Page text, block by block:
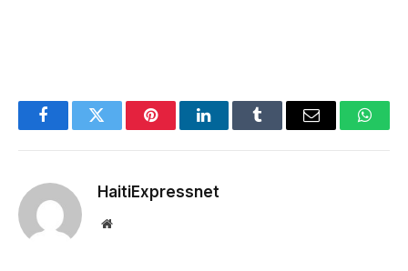
FacebookTwitter PinterestLinkedInTumblr Email
HaitiExpressnet
Website